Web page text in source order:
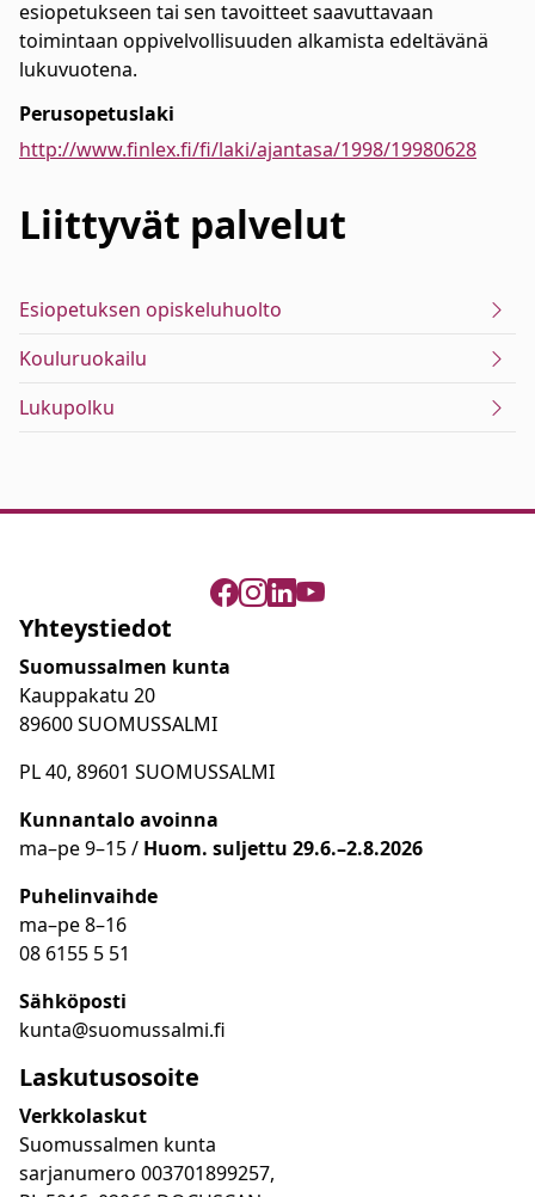
esiopetukseen tai sen tavoitteet saavuttavaan
toimintaan oppivelvollisuuden alkamista edeltävänä
lukuvuotena.
Perusopetuslaki
http://www.finlex.fi/fi/laki/ajantasa/1998/19980628
Liittyvät palvelut
Esiopetuksen opiskeluhuolto
Kouluruokailu
Lukupolku
Yhteystiedot
Suomussalmen kunta
Kauppakatu 20
89600 SUOMUSSALMI
PL 40, 89601 SUOMUSSALMI
Kunnantalo avoinna
ma–pe 9–15 / Huom. suljettu 29.6.–2.8.2026
Puhelinvaihde
ma–pe 8–16
08 6155 5 51
Sähköposti
kunta@suomussalmi.fi
Laskutusosoite
Verkkolaskut
Suomussalmen kunta
sarjanumero 003701899257,